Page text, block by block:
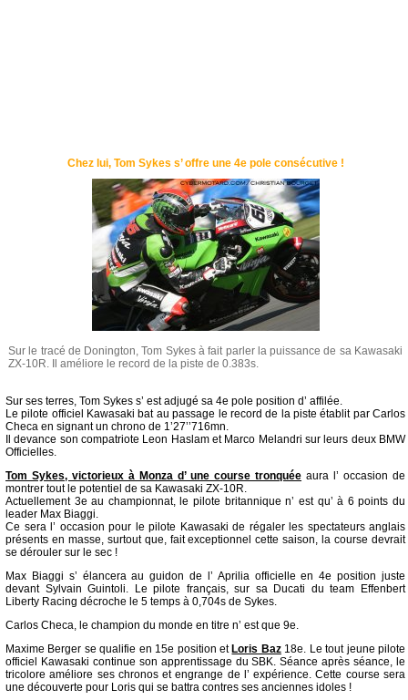
Chez lui, Tom Sykes s’ offre une 4e pole consécutive !
Sur le tracé de Donington, Tom Sykes à fait parler la puissance de sa Kawasaki
ZX-10R. Il améliore le record de la piste de 0.383s.
Sur ses terres, Tom Sykes s’ est adjugé sa 4e pole position d’ affilée.
Le pilote officiel Kawasaki bat au passage le record de la piste établit par Carlos
Checa en signant un chrono de 1’27’’716mn.
Il devance son compatriote Leon Haslam et Marco Melandri sur leurs deux BMW
Officielles.
Tom Sykes, victorieux à Monza d’ une course tronquée aura l’ occasion de
montrer tout le potentiel de sa Kawasaki ZX-10R.
Actuellement 3e au championnat, le pilote britannique n’ est qu’ à 6 points du
leader Max Biaggi.
Ce sera l’ occasion pour le pilote Kawasaki de régaler les spectateurs anglais
présents en masse, surtout que, fait exceptionnel cette saison, la course devrait
se dérouler sur le sec !
Max Biaggi s’ élancera au guidon de l’ Aprilia officielle en 4e position juste
devant Sylvain Guintoli. Le pilote français, sur sa Ducati du team Effenbert
Liberty Racing décroche le 5 temps à 0,704s de Sykes.
Carlos Checa, le champion du monde en titre n’ est que 9e.
Maxime Berger se qualifie en 15e position et Loris Baz18e. Le tout jeune pilote
officiel Kawasaki continue son apprentissage du SBK. Séance après séance, le
tricolore améliore ses chronos et engrange de l’ expérience. Cette course sera
une découverte pour Loris qui se battra contres ses anciennes idoles !